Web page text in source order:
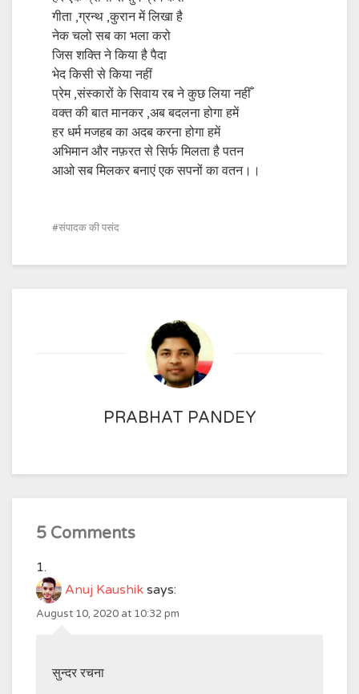
गीता ,ग्रन्थ ,कुरान में लिखा है
नेक चलो सब का भला करो
जिस शक्ति ने किया है पैदा
भेद किसी से किया नहीं
प्रेम ,संस्कारों के सिवाय रब ने कुछ लिया नहीँ
वक्त की बात मानकर ,अब बदलना होगा हमें
हर धर्म मजहब का अदब करना होगा हमें
अभिमान और नफ़रत से सिर्फ मिलता है पतन
आओ सब मिलकर बनाएं एक सपनों का वतन।।
संपादक की पसंद
PRABHAT PANDEY
5 Comments
Anuj Kaushik says:
August 10, 2020 at 10:32 pm
सुन्दर रचना